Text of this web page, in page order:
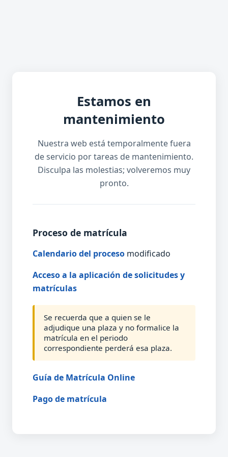
Estamos en
mantenimiento
Nuestra web está temporalmente fuera
de servicio por tareas de mantenimiento.
Disculpa las molestias; volveremos muy
pronto.
Proceso de matrícula
Calendario del proceso modificado
Acceso a la aplicación de solicitudes y
matrículas
Se recuerda que a quien se le
adjudique una plaza y no formalice la
matrícula en el periodo
correspondiente perderá esa plaza.
Guía de Matrícula Online
Pago de matrícula